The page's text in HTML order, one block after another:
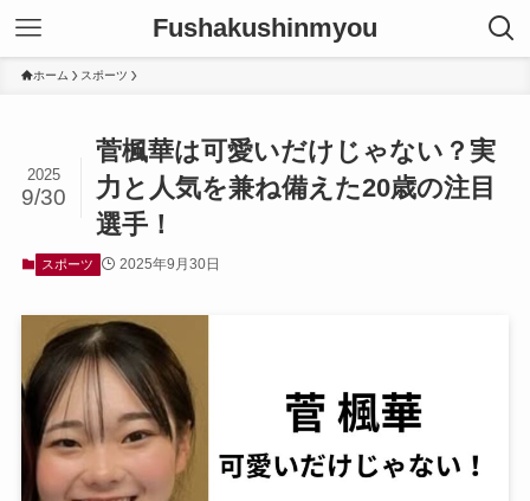
Fushakushinmyou
ホーム スポーツ
菅楓華は可愛いだけじゃない？実
力と人気を兼ね備えた20歳の注目
選手！
2025
9/30
スポーツ 2025年9月30日